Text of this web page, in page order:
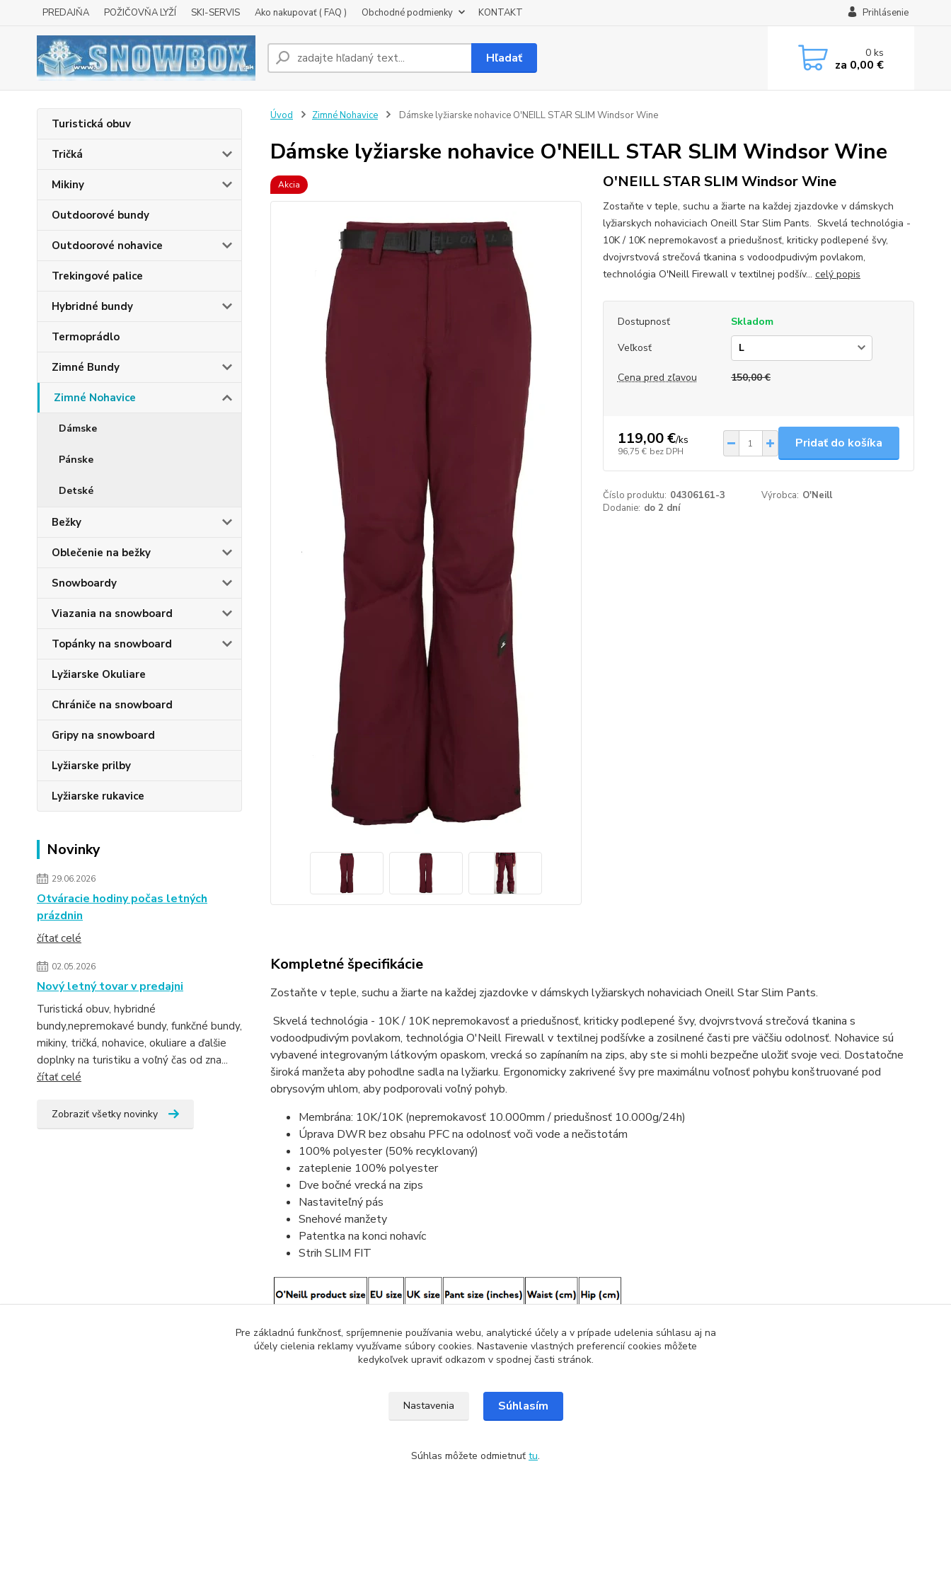
PREDAJŇA POŽIČOVŇA LYŽÍ SKI-SERVIS Ako nakupovať ( FAQ ) Obchodné podmienky KONTAKT Prihlásenie
Hľadať 0ks
za 0,00 €
Turistická obuv
Tričká
Mikiny
Outdoorové bundy
Outdoorové nohavice
Trekingové palice
Hybridné bundy
Termoprádlo
Zimné Bundy
Zimné Nohavice
Dámske
Pánske
Detské
Bežky
Oblečenie na bežky
Snowboardy
Viazania na snowboard
Topánky na snowboard
Lyžiarske Okuliare
Chrániče na snowboard
Gripy na snowboard
Lyžiarske prilby
Lyžiarske rukavice
Novinky
29.06.2026
Otváracie hodiny počas letných
prázdnin
čítať celé
02.05.2026
Nový letný tovar v predajni
Turistická obuv, hybridné
bundy,nepremokavé bundy, funkčné bundy,
mikiny, tričká, nohavice, okuliare a ďalšie
doplnky na turistiku a voľný čas od zna...
čítať celé
Zobraziť všetky novinky
Úvod Zimné Nohavice Dámske lyžiarske nohavice O'NEILL STAR SLIM Windsor Wine
Dámske lyžiarske nohavice O'NEILL STAR SLIM Windsor Wine
Akcia O'NEILL STAR SLIM Windsor Wine
Zostaňte v teple, suchu a žiarte na každej zjazdovke v dámskych
lyžiarskych nohaviciach Oneill Star Slim Pants. Skvelá technológia -
10K / 10K nepremokavosť a priedušnosť, kriticky podlepené švy,
dvojvrstvová strečová tkanina s vodoodpudivým povlakom,
technológia O'Neill Firewall v textilnej podšív... celý popis
Dostupnosť
Skladom
Veľkosť
Cena pred zľavou 150,00 €
119,00 €/ks
96,75 € bez DPH
Pridať do košíka
Číslo produktu: 04306161-3 Výrobca: O'Neill
Dodanie: do 2 dní
Kompletné špecifikácie
Zostaňte v teple, suchu a žiarte na každej zjazdovke v dámskych lyžiarskych nohaviciach Oneill Star Slim Pants.
Skvelá technológia - 10K / 10K nepremokavosť a priedušnosť, kriticky podlepené švy, dvojvrstvová strečová tkanina s
vodoodpudivým povlakom, technológia O'Neill Firewall v textilnej podšívke a zosilnené časti pre väčšiu odolnosť. Nohavice sú
vybavené integrovaným látkovým opaskom, vrecká so zapínaním na zips, aby ste si mohli bezpečne uložiť svoje veci. Dostatočne
široká manžeta aby pohodlne sadla na lyžiarku. Ergonomicky zakrivené švy pre maximálnu voľnosť pohybu konštruované pod
obrysovým uhlom, aby podporovali voľný pohyb.
Membrána: 10K/10K (nepremokavosť 10.000mm / priedušnosť 10.000g/24h)
Úprava DWR bez obsahu PFC na odolnosť voči vode a nečistotám
100% polyester (50% recyklovaný)
zateplenie 100% polyester
Dve bočné vrecká na zips
Nastaviteľný pás
Snehové manžety
Patentka na konci nohavíc
Strih SLIM FIT
Pre základnú funkčnosť, spríjemnenie používania webu, analytické účely a v prípade udelenia súhlasu aj na
účely cielenia reklamy využívame súbory cookies. Nastavenie vlastných preferencií cookies môžete
kedykoľvek upraviť odkazom v spodnej časti stránok.
Nastavenia Súhlasím
Súhlas môžete odmietnuť tu.